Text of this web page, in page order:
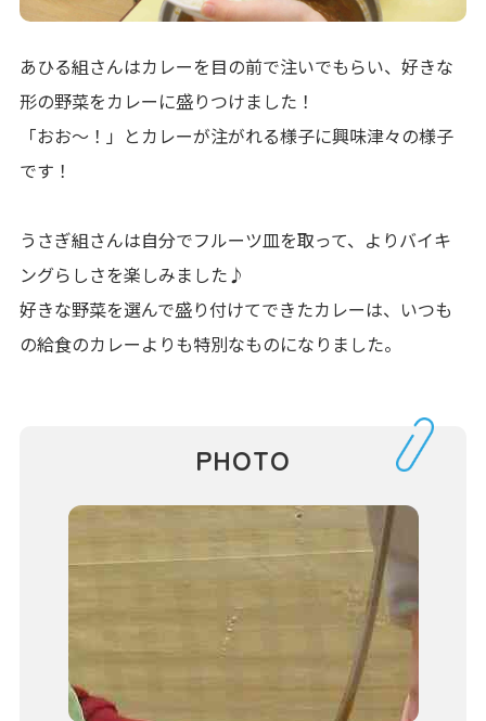
あひる組さんはカレーを目の前で注いでもらい、好きな
形の野菜をカレーに盛りつけました！
「おお～！」とカレーが注がれる様子に興味津々の様子
です！
うさぎ組さんは自分でフルーツ皿を取って、よりバイキ
ングらしさを楽しみました♪
好きな野菜を選んで盛り付けてできたカレーは、いつも
の給食のカレーよりも特別なものになりました。
PHOTO